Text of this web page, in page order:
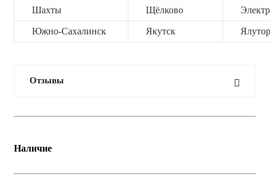
Шахты Щёлково
Южно-Сахалинск Якутск
Отзывы
Наличие